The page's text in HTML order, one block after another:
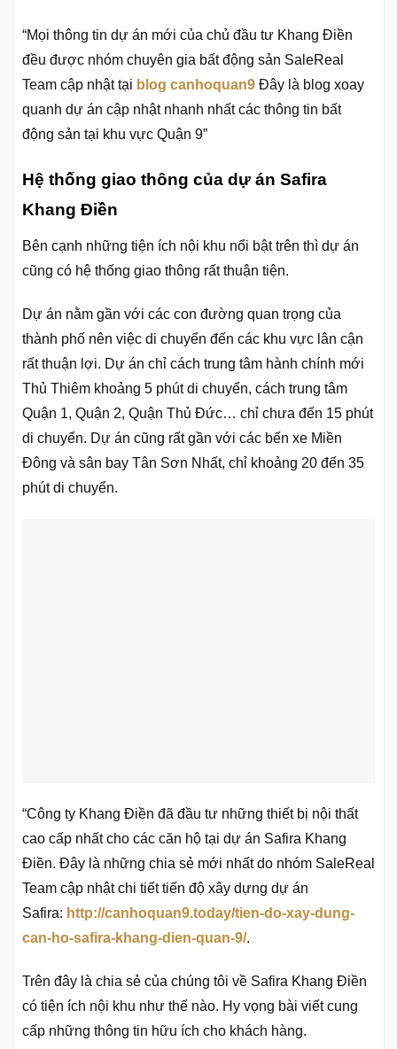
“Mọi thông tin dự án mới của chủ đầu tư Khang Điền
đều được nhóm chuyên gia bất động sản SaleReal
Team cập nhật tại blog canhoquan9 Đây là blog xoay
quanh dự án cập nhật nhanh nhất các thông tin bất
động sản tại khu vực Quận 9”
Hệ thống giao thông của dự án Safira
Khang Điền
Bên cạnh những tiện ích nội khu nổi bật trên thì dự án
cũng có hệ thống giao thông rất thuận tiện.
Dự án nằm gần với các con đường quan trọng của
thành phố nên việc di chuyển đến các khu vực lân cận
rất thuận lợi. Dự án chỉ cách trung tâm hành chính mới
Thủ Thiêm khoảng 5 phút di chuyển, cách trung tâm
Quận 1, Quận 2, Quận Thủ Đức… chỉ chưa đến 15 phút
di chuyển. Dự án cũng rất gần với các bến xe Miền
Đông và sân bay Tân Sơn Nhất, chỉ khoảng 20 đến 35
phút di chuyển.
“Công ty Khang Điền đã đầu tư những thiết bị nội thất
cao cấp nhất cho các căn hộ tại dự án Safira Khang
Điền. Đây là những chia sẻ mới nhất do nhóm SaleReal
Team cập nhật chi tiết tiến độ xây dựng dự án
Safira: http://canhoquan9.today/tien-do-xay-dung-
can-ho-safira-khang-dien-quan-9/.
Trên đây là chia sẻ của chúng tôi về Safira Khang Điền
có tiện ích nội khu như thế nào. Hy vọng bài viết cung
cấp những thông tin hữu ích cho khách hàng.